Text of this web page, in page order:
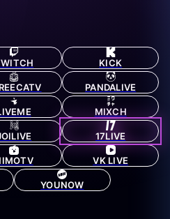
KICK
PANDALIVE
MIXCH
17LIVE
VK LIVE
YOUNOW